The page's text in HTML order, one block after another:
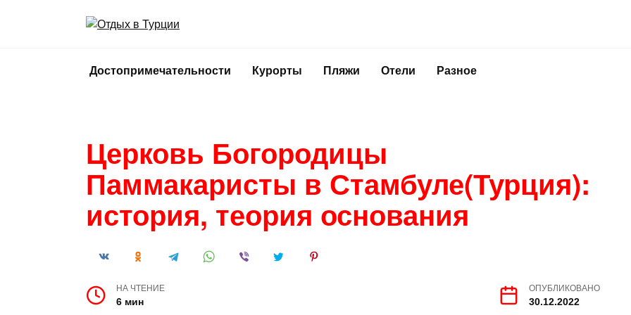
Достопримечательности Курорты Пляжи Отели Разное
Церковь Богородицы
Паммакаристы в Стамбуле(Турция):
история, теория основания
НА ЧТЕНИЕ
6 мин
ОПУБЛИКОВАНО
30.12.2022